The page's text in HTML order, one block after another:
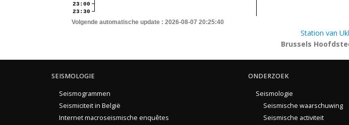
23:00
23:30
Volgende automatische update : 2026-08-07 20:25:40
Station van
Brussels
SEISMOLOGIE
Seismogrammen
Seismiciteit in België
Internet macroseismische enquêtes
ONDERZOEK
Seismologie
Seismische waarschuwing
Seismische activiteit